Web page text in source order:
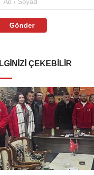
Gönder
İLGINIZI ÇEKEBILIR